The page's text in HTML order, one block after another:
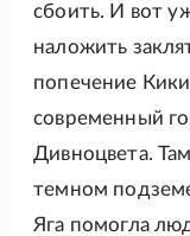
сбоить. И вот
наложить
попечение
современный
Дивноцвета.
темном
Яга помогла